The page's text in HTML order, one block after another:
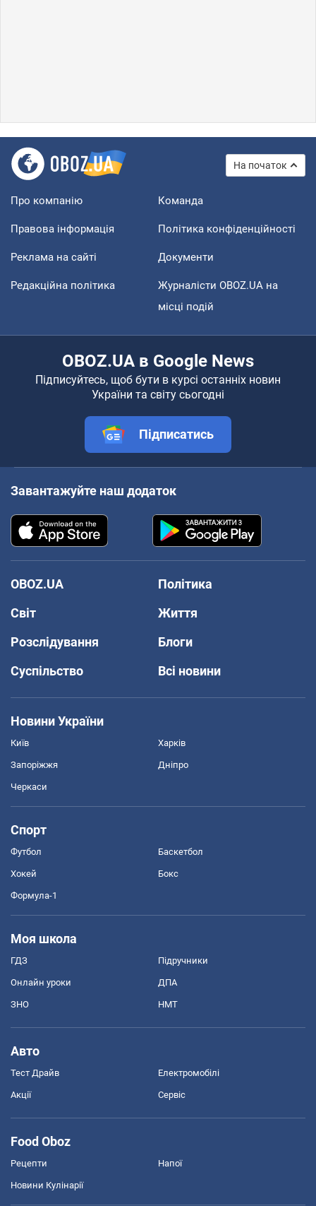
На початок
Про компанію Команда
Правова інформація Політика конфіденційності
Реклама на сайті Документи
Редакційна політика
Журналісти OBOZ.UA на
місці подій
OBOZ.UA в Google News
Підписуйтесь, щоб бути в курсі останніх новин
України та світу сьогодні
Підписатись
Завантажуйте наш додаток
OBOZ.UA
Політика
Світ
Життя
Розслідування
Блоги
Суспільство
Всі новини
Новини України
Київ Харків
Запоріжжя Дніпро
Черкаси
Спорт
Футбол Баскетбол
Хокей Бокс
Формула-1
Моя школа
ГДЗ Підручники
Онлайн уроки ДПА
ЗНО НМТ
Авто
Тест Драйв Електромобілі
Акції Сервіс
Food Oboz
Рецепти Напої
Новини Кулінарії